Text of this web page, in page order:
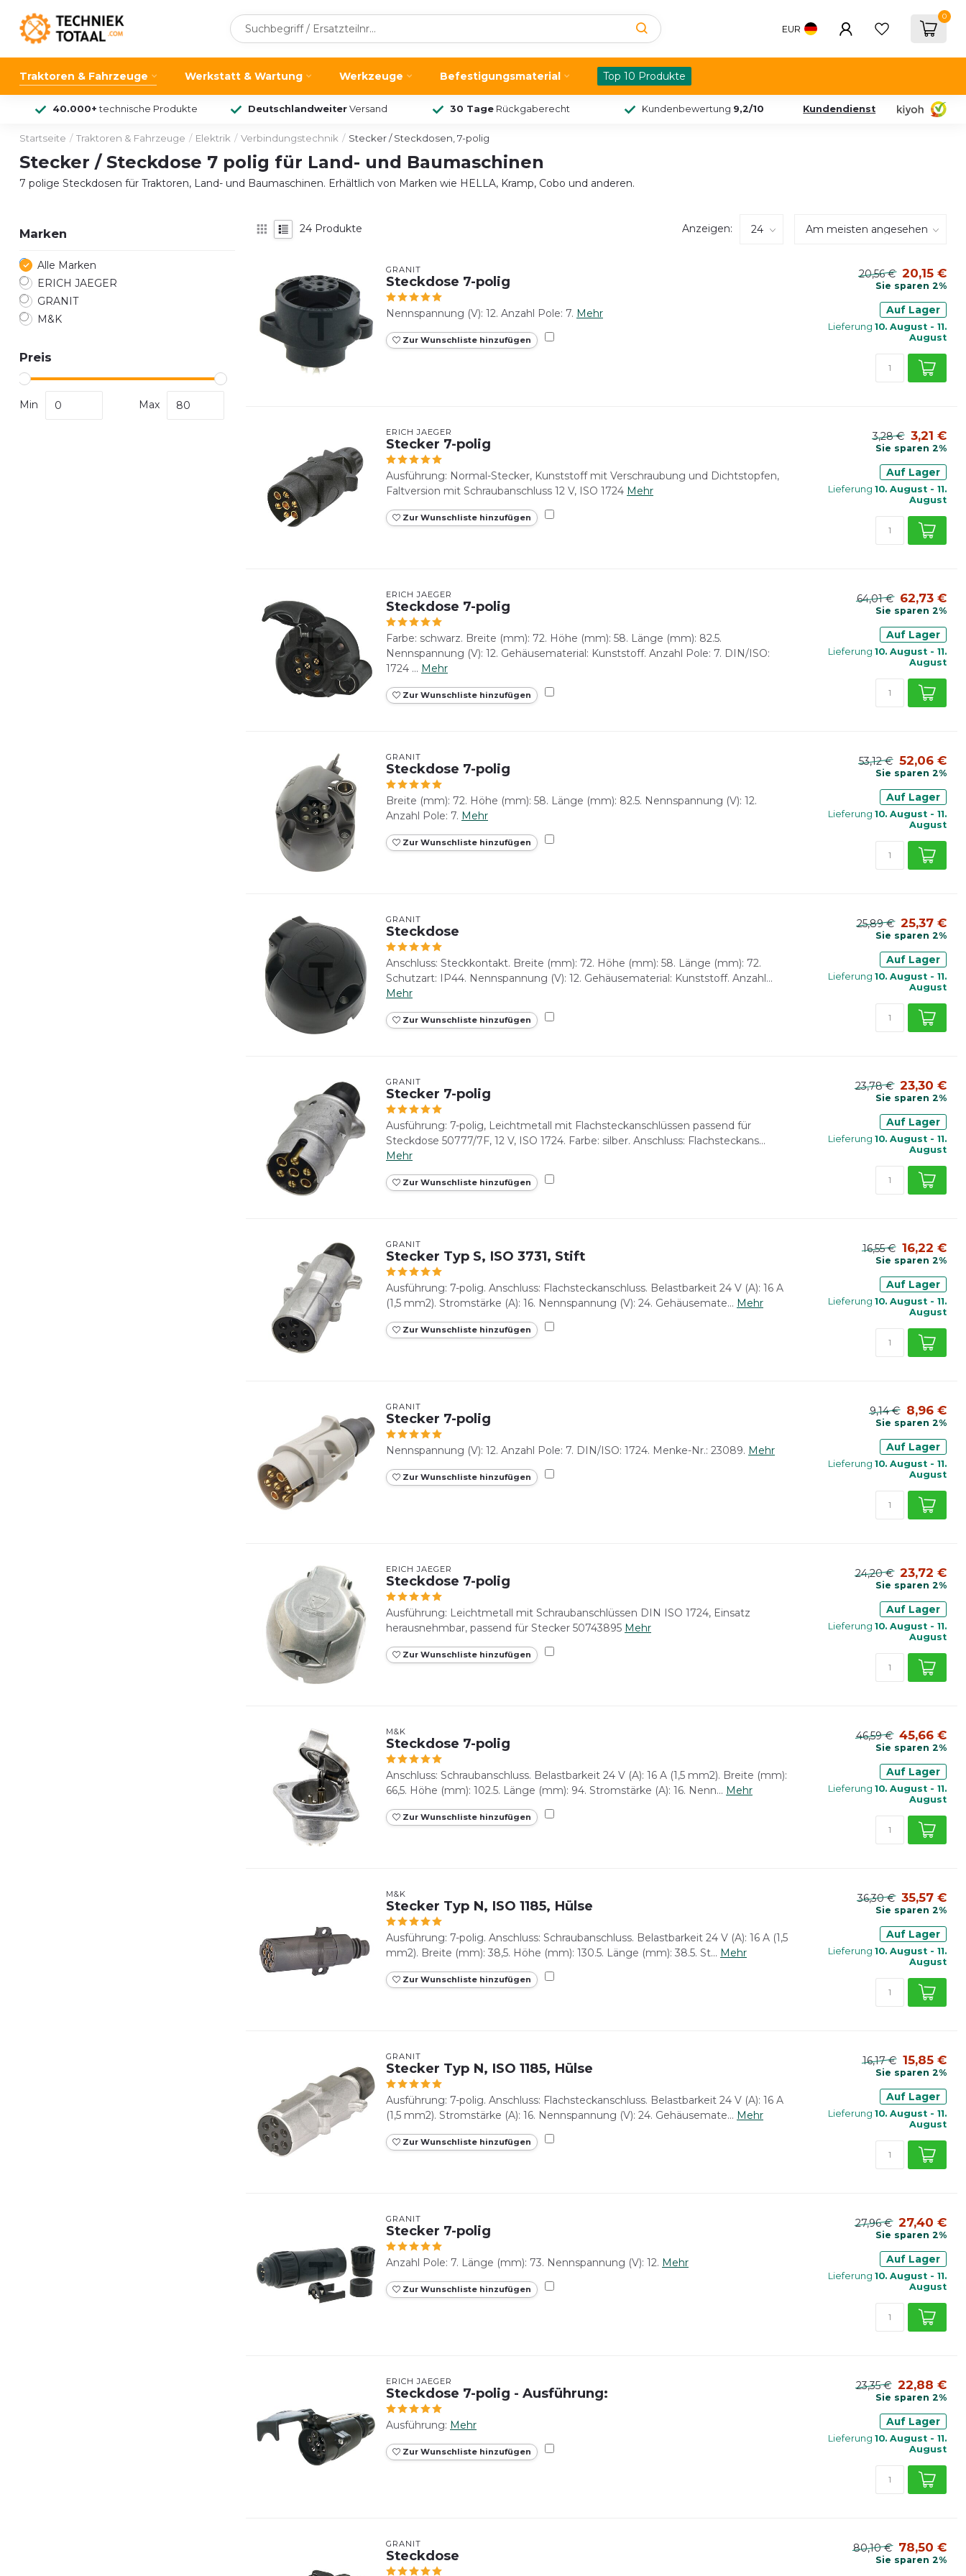
EUR
0
Traktoren & Fahrzeuge Werkstatt & Wartung Werkzeuge Befestigungsmaterial Top 10 Produkte
40.000+ technische Produkte DeutschlandweiterVersand 30 Tage Rückgaberecht Kundenbewertung 9,2/10 Kundendienst
Startseite / Traktoren & Fahrzeuge / Elektrik / Verbindungstechnik / Stecker / Steckdosen, 7-polig
Stecker / Steckdose 7 polig für Land- und Baumaschinen
7 polige Steckdosen für Traktoren, Land- und Baumaschinen. Erhältlich von Marken wie HELLA, Kramp, Cobo und anderen.
Marken
Alle Marken
ERICH JAEGER
GRANIT
M&K
Preis
Min Max
24 Produkte Anzeigen:
GRANIT
Steckdose 7-polig
Nennspannung (V): 12. Anzahl Pole: 7. Mehr
Zur Wunschliste hinzufügen
20,56 € 20,15 €
Sie sparen 2%
Auf Lager
Lieferung 10. August - 11.
August
ERICH JAEGER
Stecker 7-polig
Ausführung: Normal-Stecker, Kunststoff mit Verschraubung und Dichtstopfen,
Faltversion mit Schraubanschluss 12 V, ISO 1724 Mehr
Zur Wunschliste hinzufügen
3,28 € 3,21 €
Sie sparen 2%
Auf Lager
Lieferung 10. August - 11.
August
ERICH JAEGER
Steckdose 7-polig
Farbe: schwarz. Breite (mm): 72. Höhe (mm): 58. Länge (mm): 82.5.
Nennspannung (V): 12. Gehäusematerial: Kunststoff. Anzahl Pole: 7. DIN/ISO:
1724 ... Mehr
Zur Wunschliste hinzufügen
64,01 € 62,73 €
Sie sparen 2%
Auf Lager
Lieferung 10. August - 11.
August
GRANIT
Steckdose 7-polig
Breite (mm): 72. Höhe (mm): 58. Länge (mm): 82.5. Nennspannung (V): 12.
Anzahl Pole: 7. Mehr
Zur Wunschliste hinzufügen
53,12 € 52,06 €
Sie sparen 2%
Auf Lager
Lieferung 10. August - 11.
August
GRANIT
Steckdose
Anschluss: Steckkontakt. Breite (mm): 72. Höhe (mm): 58. Länge (mm): 72.
Schutzart: IP44. Nennspannung (V): 12. Gehäusematerial: Kunststoff. Anzahl...
Mehr
Zur Wunschliste hinzufügen
25,89 € 25,37 €
Sie sparen 2%
Auf Lager
Lieferung 10. August - 11.
August
GRANIT
Stecker 7-polig
Ausführung: 7-polig, Leichtmetall mit Flachsteckanschlüssen passend für
Steckdose 50777/7F, 12 V, ISO 1724. Farbe: silber. Anschluss: Flachsteckans...
Mehr
Zur Wunschliste hinzufügen
23,78 € 23,30 €
Sie sparen 2%
Auf Lager
Lieferung 10. August - 11.
August
GRANIT
Stecker Typ S, ISO 3731, Stift
Ausführung: 7-polig. Anschluss: Flachsteckanschluss. Belastbarkeit 24 V (A): 16 A
(1,5 mm2). Stromstärke (A): 16. Nennspannung (V): 24. Gehäusemate... Mehr
Zur Wunschliste hinzufügen
16,55 € 16,22 €
Sie sparen 2%
Auf Lager
Lieferung 10. August - 11.
August
GRANIT
Stecker 7-polig
Nennspannung (V): 12. Anzahl Pole: 7. DIN/ISO: 1724. Menke-Nr.: 23089. Mehr
Zur Wunschliste hinzufügen
9,14 € 8,96 €
Sie sparen 2%
Auf Lager
Lieferung 10. August - 11.
August
ERICH JAEGER
Steckdose 7-polig
Ausführung: Leichtmetall mit Schraubanschlüssen DIN ISO 1724, Einsatz
herausnehmbar, passend für Stecker 50743895 Mehr
Zur Wunschliste hinzufügen
24,20 € 23,72 €
Sie sparen 2%
Auf Lager
Lieferung 10. August - 11.
August
M&K
Steckdose 7-polig
Anschluss: Schraubanschluss. Belastbarkeit 24 V (A): 16 A (1,5 mm2). Breite (mm):
66,5. Höhe (mm): 102.5. Länge (mm): 94. Stromstärke (A): 16. Nenn... Mehr
Zur Wunschliste hinzufügen
46,59 € 45,66 €
Sie sparen 2%
Auf Lager
Lieferung 10. August - 11.
August
M&K
Stecker Typ N, ISO 1185, Hülse
Ausführung: 7-polig. Anschluss: Schraubanschluss. Belastbarkeit 24 V (A): 16 A (1,5
mm2). Breite (mm): 38,5. Höhe (mm): 130.5. Länge (mm): 38.5. St... Mehr
Zur Wunschliste hinzufügen
36,30 € 35,57 €
Sie sparen 2%
Auf Lager
Lieferung 10. August - 11.
August
GRANIT
Stecker Typ N, ISO 1185, Hülse
Ausführung: 7-polig. Anschluss: Flachsteckanschluss. Belastbarkeit 24 V (A): 16 A
(1,5 mm2). Stromstärke (A): 16. Nennspannung (V): 24. Gehäusemate... Mehr
Zur Wunschliste hinzufügen
16,17 € 15,85 €
Sie sparen 2%
Auf Lager
Lieferung 10. August - 11.
August
GRANIT
Stecker 7-polig
Anzahl Pole: 7. Länge (mm): 73. Nennspannung (V): 12. Mehr
Zur Wunschliste hinzufügen
27,96 € 27,40 €
Sie sparen 2%
Auf Lager
Lieferung 10. August - 11.
August
ERICH JAEGER
Steckdose 7-polig - Ausführung:
Ausführung: Mehr
Zur Wunschliste hinzufügen
23,35 € 22,88 €
Sie sparen 2%
Auf Lager
Lieferung 10. August - 11.
August
GRANIT
Steckdose 80,10 € 78,50 €
Sie sparen 2%